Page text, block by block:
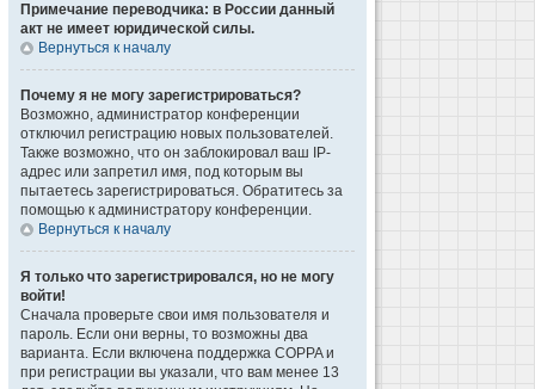
Примечание переводчика: в России данный
акт не имеет юридической силы.
Вернуться к началу
Почему я не могу зарегистрироваться?
Возможно, администратор конференции
отключил регистрацию новых пользователей.
Также возможно, что он заблокировал ваш IP-
адрес или запретил имя, под которым вы
пытаетесь зарегистрироваться. Обратитесь за
помощью к администратору конференции.
Вернуться к началу
Я только что зарегистрировался, но не могу
войти!
Сначала проверьте свои имя пользователя и
пароль. Если они верны, то возможны два
варианта. Если включена поддержка COPPA и
при регистрации вы указали, что вам менее 13